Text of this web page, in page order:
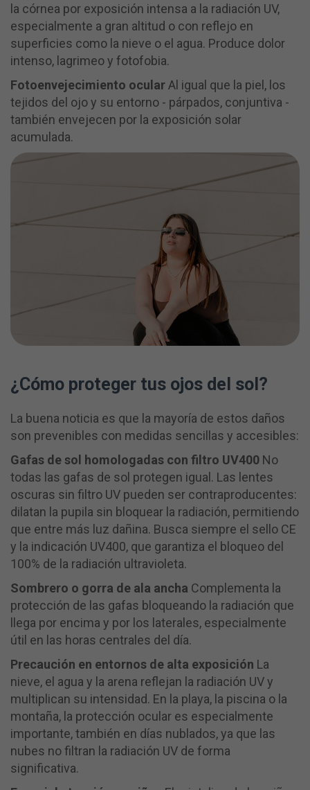
la córnea por exposición intensa a la radiación UV,
especialmente a gran altitud o con reflejo en
superficies como la nieve o el agua. Produce dolor
intenso, lagrimeo y fotofobia.
Fotoenvejecimiento ocularAl igual que la piel, los
tejidos del ojo y su entorno - párpados, conjuntiva -
también envejecen por la exposición solar
acumulada.
¿Cómo proteger tus ojos del sol?
La buena noticia es que la mayoría de estos daños
son prevenibles con medidas sencillas y accesibles:
Gafas de sol homologadas con filtro UV400 No
todas las gafas de sol protegen igual. Las lentes
oscuras sin filtro UV pueden ser contraproducentes:
dilatan la pupila sin bloquear la radiación, permitiendo
que entre más luz dañina. Busca siempre el sello CE
y la indicación UV400, que garantiza el bloqueo del
100% de la radiación ultravioleta.
Sombrero o gorra de ala ancha Complementa la
protección de las gafas bloqueando la radiación que
llega por encima y por los laterales, especialmente
útil en las horas centrales del día.
Precaución en entornos de alta exposición La
nieve, el agua y la arena reflejan la radiación UV y
multiplican su intensidad. En la playa, la piscina o la
montaña, la protección ocular es especialmente
importante, también en días nublados, ya que las
nubes no filtran la radiación UV de forma
significativa.